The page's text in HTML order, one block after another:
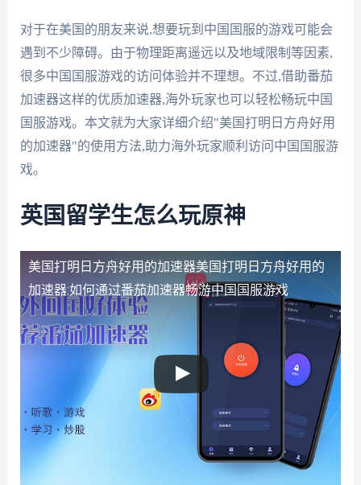
对于在美国的朋友来说,想要玩到中国国服的游戏可能会
遇到不少障碍。由于物理距离遥远以及地域限制等因素,
很多中国国服游戏的访问体验并不理想。不过,借助番茄
加速器这样的优质加速器,海外玩家也可以轻松畅玩中国
国服游戏。本文就为大家详细介绍"美国打明日方舟好用
的加速器"的使用方法,助力海外玩家顺利访问中国国服游
戏。
英国留学生怎么玩原神
美国打明日方舟好用的加速器美国打明日方舟好用的
加速器:如何通过番茄加速器畅游中国国服游戏